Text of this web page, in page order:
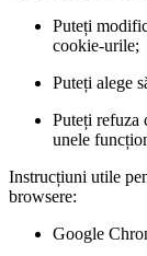
Puteți
cookie-urile;
Puteți alege
Puteți refuza
unele
Instrucțiuni utile
browsere:
Google